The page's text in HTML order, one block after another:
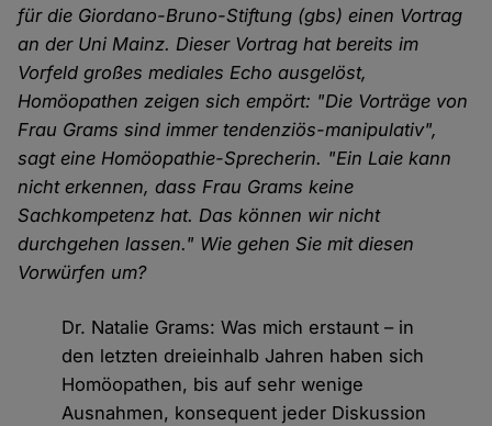
für die Giordano-Bruno-Stiftung (gbs) einen Vortrag
an der Uni Mainz. Dieser Vortrag hat bereits im
Vorfeld großes mediales Echo ausgelöst,
Homöopathen zeigen sich empört: "Die Vorträge von
Frau Grams sind immer tendenziös-manipulativ",
sagt eine Homöopathie-Sprecherin. "Ein Laie kann
nicht erkennen, dass Frau Grams keine
Sachkompetenz hat. Das können wir nicht
durchgehen lassen." Wie gehen Sie mit diesen
Vorwürfen um?
Dr. Natalie Grams: Was mich erstaunt – in
den letzten dreieinhalb Jahren haben sich
Homöopathen, bis auf sehr wenige
Ausnahmen, konsequent jeder Diskussion